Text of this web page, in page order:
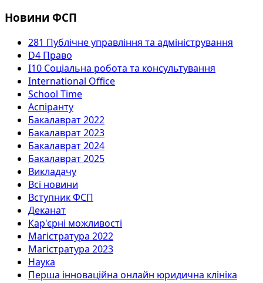
Новини ФСП
281 Публічне управління та адміністрування
D4 Право
I10 Соціальна робота та консультування
International Office
School Time
Аспіранту
Бакалаврат 2022
Бакалаврат 2023
Бакалаврат 2024
Бакалаврат 2025
Викладачу
Всі новини
Вступник ФСП
Деканат
Кар'єрні можливості
Магістратура 2022
Магістратура 2023
Наука
Перша інноваційна онлайн юридична клініка